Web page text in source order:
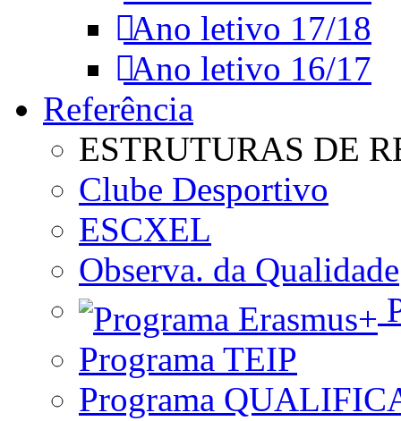
Ano letivo 17/18
Ano letivo 16/17
Referência
ESTRUTURAS DE
Clube Desportivo
ESCXEL
Observa. da Qualidade
Programa TEIP
Programa